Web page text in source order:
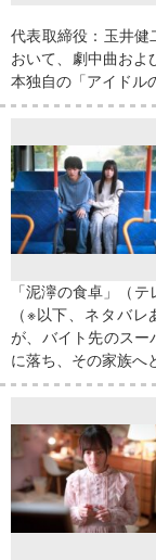
代表取締役：玉井健
おいて、劇中曲お
本独自の「アイドル
「泥濘の食卓」（
（※以下、ネタバ
が、バイト先のスー
に落ち、その家族へ